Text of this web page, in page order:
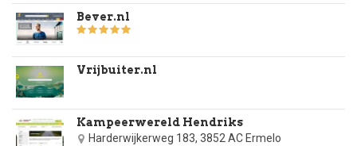
Bever.nl
Vrijbuiter.nl
Kampeerwereld Hendriks
Harderwijkerweg 183, 3852 AC Ermelo